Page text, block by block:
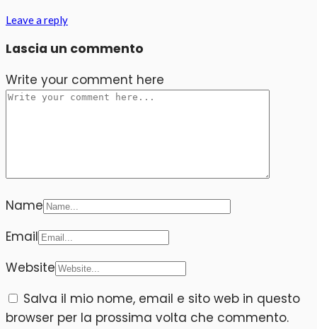
Leave a reply
Lascia un commento
Write your comment here
Name
Email
Website
Salva il mio nome, email e sito web in questo
browser per la prossima volta che commento.